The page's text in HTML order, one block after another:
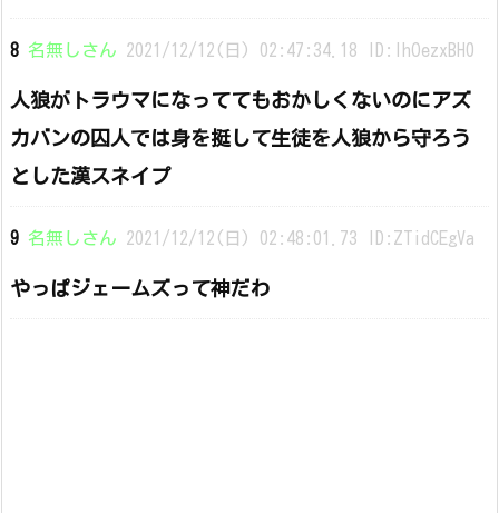
8 名無しさん 2021/12/12(日) 02:47:34.18 ID:IhOezxBH0
人狼がトラウマになっててもおかしくないのにアズ
カバンの囚人では身を挺して生徒を人狼から守ろう
とした漢スネイプ
9 名無しさん 2021/12/12(日) 02:48:01.73 ID:ZTidCEgVa
やっぱジェームズって神だわ